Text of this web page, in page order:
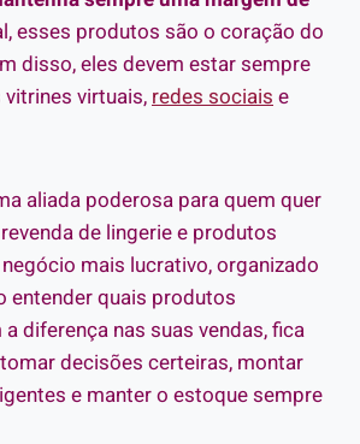
esses produtos são o coração do
disso, eles devem estar sempre
virtuais,redes sociais e
aliada poderosa para quem quer
de lingerie e produtos
mais lucrativo, organizado
entender quais produtos
diferença nas suas vendas, fica
decisões certeiras, montar
e manter o estoque sempre